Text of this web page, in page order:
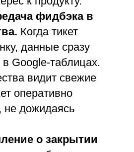
фидбэка в
Когда тикет
данные сразу
Google-таблицах.
видит свежие
оперативно
не дожидаясь
о закрытии